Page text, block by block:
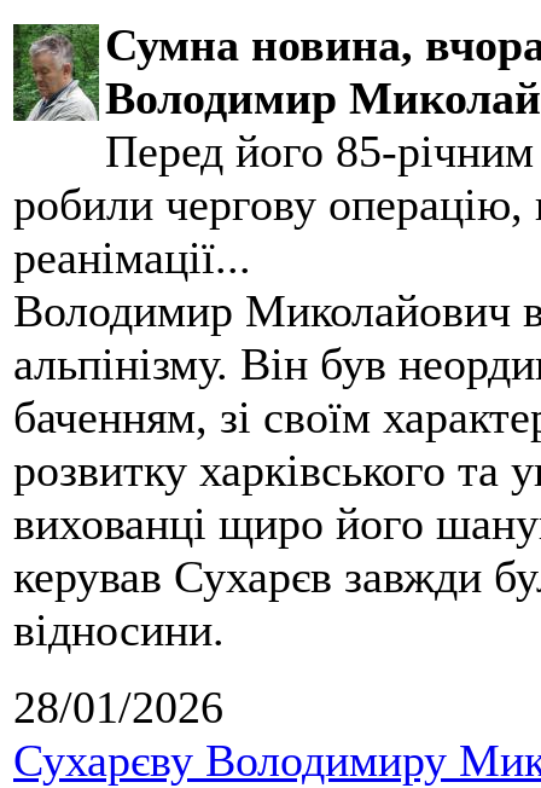
Сумна новина,
Володимир
Перед його 85-
робили чергову операцію,
реанімації...
Володимир Миколайович
альпінізму. Він був
баченням, зі своїм
розвитку харківського та
вихованці щиро його
керував Сухарєв завжди
відносини.
28/01/2026
Сухарєву Володимиру